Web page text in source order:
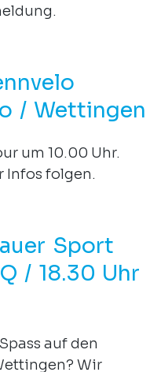
/ Wettingen
um 10.00 Uhr.
Infos folgen.
Sport
/ 18.30 Uhr
auf den
Wir